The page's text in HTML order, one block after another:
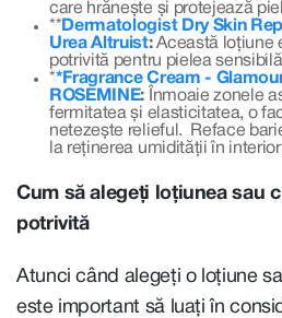
care hrănește și protejează
** Dermatologist Dry Skin
Urea Altruist:Această loțiune
potrivită pentru pielea
**Fragrance Cream -
ROSEMINE: Înmoaie zonele
fermitatea și elasticitatea, o
netezește relieful. Reface
la reținerea umidității în
Cum să alegeți loțiunea sau
potrivită
Atunci când alegeți o loțiune
este important să luați în